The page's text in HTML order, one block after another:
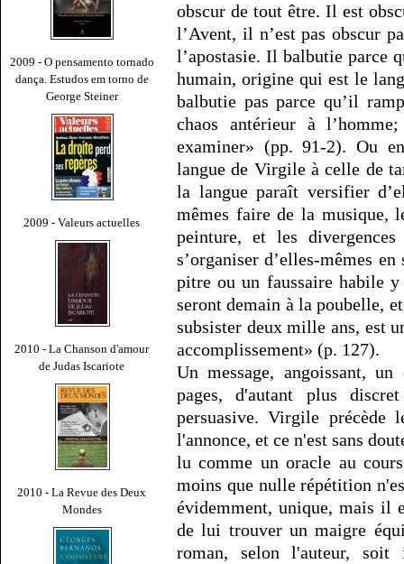
2009 - O pensamento tornado
dança. Estudos em torno de
George Steiner
2009 - Valeurs actuelles
2010 - La Chanson d'amour
de Judas Iscariote
2010 - La Revue des Deux
Mondes
obscur de tout être. Il est
l’Avent, il n’est pas obscur
l’apostasie. Il balbutie parce
humain, origine qui est le
balbutie pas parce qu’il
chaos antérieur à
examiner» (pp. 91-2). Ou
langue de Virgile à celle de
la langue paraît versifier
mêmes faire de la musique,
peinture, et les
s’organiser d’elles-mêmes
pitre ou un faussaire habile
seront demain à la poubelle,
subsister deux mille ans, est
accomplissement» (p. 127).
Un message, angoissant,
pages, d'autant plus
persuasive. Virgile
l'annonce, et ce n'est sans
lu comme un oracle au
moins que nulle répétition
évidemment, unique, mais il
de lui trouver un maigre
roman, selon l'auteur,